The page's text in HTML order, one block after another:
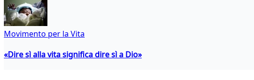
Movimento per la Vita
«Dire sì alla vita significa dire sì a Dio»